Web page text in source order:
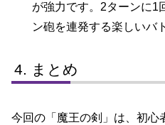
が強力です。2ターンに1
ン砲を連発する楽しいバ
まとめ
今回の「魔王の剣」は、初心